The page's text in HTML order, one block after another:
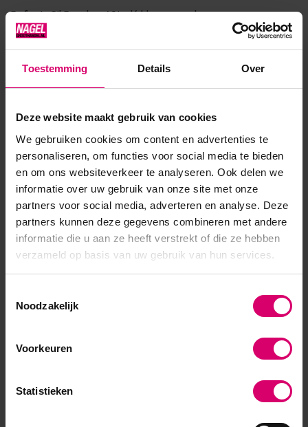
Toestemming Details Over
Deze website maakt gebruik van cookies
We gebruiken cookies om content en advertenties te
personaliseren, om functies voor social media te bieden
en om ons websiteverkeer te analyseren. Ook delen we
informatie over uw gebruik van onze site met onze
partners voor social media, adverteren en analyse. Deze
partners kunnen deze gegevens combineren met andere
informatie die u aan ze heeft verstrekt of die ze hebben
verzameld op basis van uw gebruik van hun services.
Noodzakelijk
Voorkeuren
Statistieken
RefectoCil Rood nr. 4.1 is dé kleur voor de
warme kleurtypes.Meng RefectoCil Rood nr. 4.1 met de
voegen aan de kleur. TIP!Blondeer de wenkbrauw
de prachtig intens rode kleur. Let op! Deze
verf moet aangemaakt worden met waterst...